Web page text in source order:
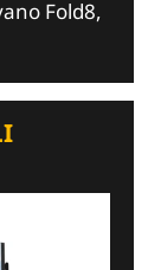
Fold8,